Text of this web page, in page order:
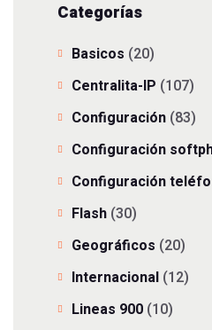
Categorías
Basicos (20)
Centralita-IP (107)
Configuración (83)
Configuración
Configuración
Flash (30)
Geográficos (20)
Internacional (12)
Lineas 900 (10)